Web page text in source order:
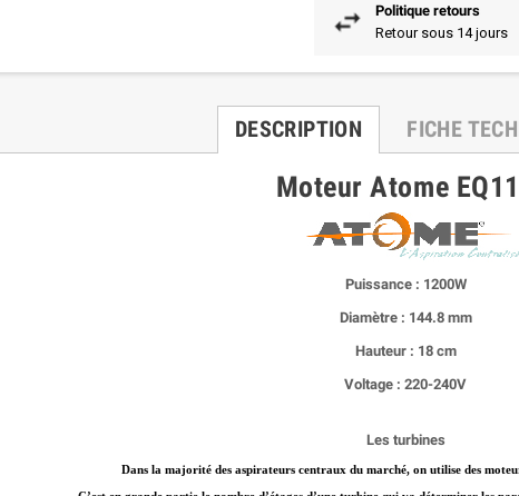
Politique retours
Retour sous 14 jours
DESCRIPTION FICHE
Moteur Atome
Puissance : 1200W
Diamètre : 144.8 mm
Hauteur : 18 cm
Voltage : 220-240V
Les turbines
Dans la majorité des aspirateurs centraux du marché, on utilise des